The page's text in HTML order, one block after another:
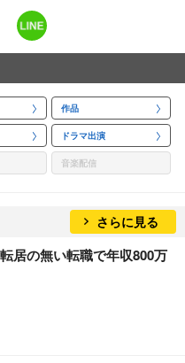
作品
ドラマ出演
音楽配信
さらに見る
居の無い転職で年収800万